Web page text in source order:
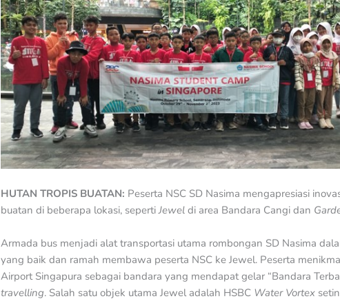
HUTAN TROPIS BUATAN: Peserta NSC SD Nasima mengapresiasi
buatan di beberapa lokasi, sepertiJewel di area Bandara Cangi dan
Armada bus menjadi alat transportasi utama rombongan SD Nasima
yang baik dan ramah membawa peserta NSC ke Jewel. Peserta
Airport Singapura sebagai bandara yang mendapat gelar “Bandara
travelling. Salah satu objek utama Jewel adalah HSBC Water Vortex